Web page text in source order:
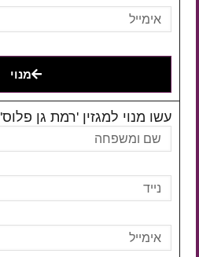
מנוי
עשו מנוי למגזין 'רמת גן פלוס'